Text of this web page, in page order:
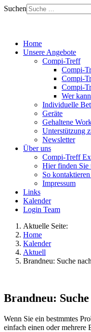
Suchen
Home
Unsere Angebote
Compi-Treff
Compi-
Compi-
Compi-
Wer
Individuelle
Geräte
Gehaltene
Unterstützung
Newsletter
Über uns
Compi-Treff
Hier finden Sie
So
Impressum
Links
Kalender
Login Team
Aktuelle Seite:
Home
Kalender
Aktuell
Brandneu: Suche
Brandneu:
Wenn Sie ein bestmmtes
einfach einen oder mehrere